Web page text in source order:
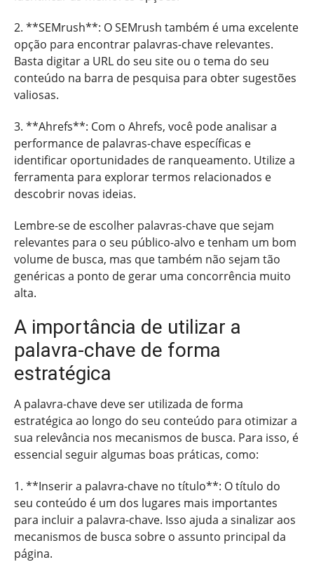
2. **SEMrush**: O SEMrush também é uma excelente
opção para encontrar palavras-chave relevantes.
Basta digitar a URL do seu site ou o tema do seu
conteúdo na barra de pesquisa para obter sugestões
valiosas.
3. **Ahrefs**: Com o Ahrefs, você pode analisar a
performance de palavras-chave específicas e
identificar oportunidades de ranqueamento. Utilize a
ferramenta para explorar termos relacionados e
descobrir novas ideias.
Lembre-se de escolher palavras-chave que sejam
relevantes para o seu público-alvo e tenham um bom
volume de busca, mas que também não sejam tão
genéricas a ponto de gerar uma concorrência muito
alta.
A importância de utilizar a
palavra-chave de forma
estratégica
A palavra-chave deve ser utilizada de forma
estratégica ao longo do seu conteúdo para otimizar a
sua relevância nos mecanismos de busca. Para isso, é
essencial seguir algumas boas práticas, como:
1. **Inserir a palavra-chave no título**: O título do
seu conteúdo é um dos lugares mais importantes
para incluir a palavra-chave. Isso ajuda a sinalizar aos
mecanismos de busca sobre o assunto principal da
página.